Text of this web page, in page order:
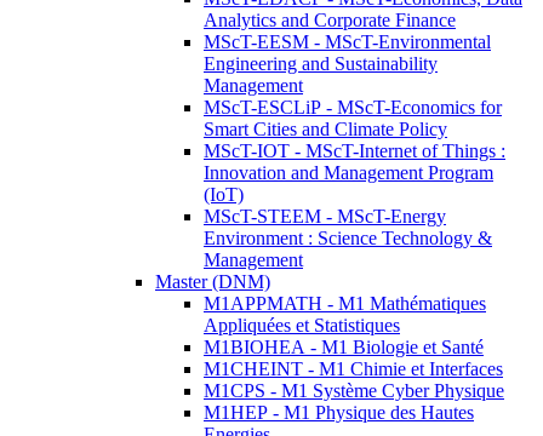
Analytics and Corporate Finance
MScT-EESM - MScT-Environmental
Engineering and Sustainability
Management
MScT-ESCLiP - MScT-Economics for
Smart Cities and Climate Policy
MScT-IOT - MScT-Internet of Things :
Innovation and Management Program
(IoT)
MScT-STEEM - MScT-Energy
Environment : Science Technology &
Management
Master (DNM)
M1APPMATH - M1 Mathématiques
Appliquées et Statistiques
M1BIOHEA - M1 Biologie et Santé
M1CHEINT - M1 Chimie et Interfaces
M1CPS - M1 Système Cyber Physique
M1HEP - M1 Physique des Hautes